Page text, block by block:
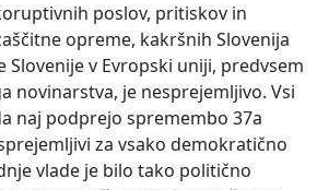
poslov, pritiskov in
opreme, kakršnih Slovenija
Slovenije v Evropski uniji, predvsem
novinarstva, je nesprejemljivo. Vsi
naj podprejo spremembo 37a
za vsako demokratično
vlade je bilo tako politično